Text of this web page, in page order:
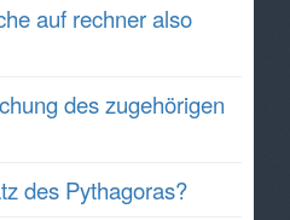
auf rechner also
des zugehörigen
des Pythagoras?